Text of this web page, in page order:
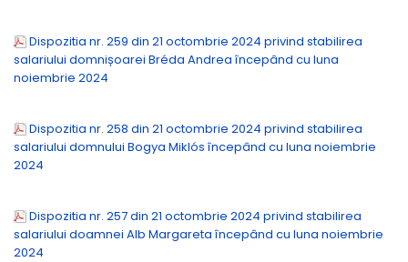
Dispozitia nr. 259 din 21 octombrie 2024 privind stabilirea
salariului domnișoarei Bréda Andrea începând cu luna
noiembrie 2024
Dispozitia nr. 258 din 21 octombrie 2024 privind stabilirea
salariului domnului Bogya Miklós începând cu luna noiembrie
2024
Dispozitia nr. 257 din 21 octombrie 2024 privind stabilirea
salariului doamnei Alb Margareta începând cu luna noiembrie
2024